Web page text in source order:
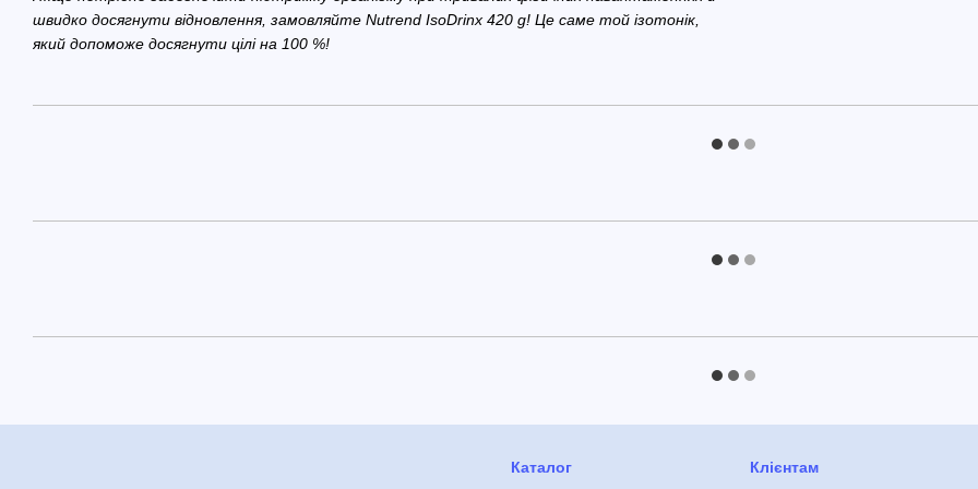
швидко досягнути відновлення, замовляйте Nutrend IsoDrinx 420 g! Це саме той ізотонік,
який допоможе досягнути цілі на 100 %!
Каталог Клієнтам